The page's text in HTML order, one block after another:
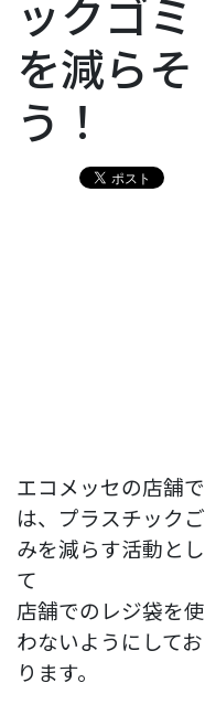
ックゴミ
を減らそ
う！
エコメッセの店舗で
は、プラスチックご
みを減らす活動とし
て
店舗でのレジ袋を使
わないようにしてお
ります。